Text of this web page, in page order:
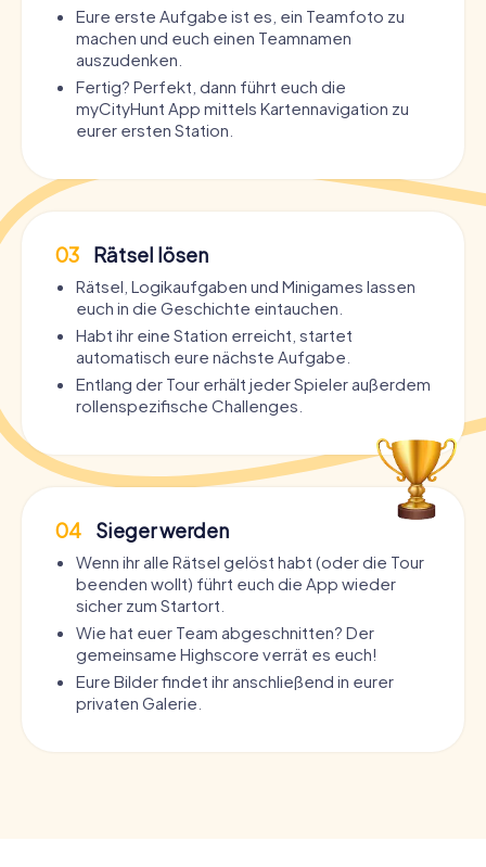
Eure erste Aufgabe ist es, ein Teamfoto zu
machen und euch einen Teamnamen
auszudenken.
Fertig? Perfekt, dann führt euch die
myCityHunt App mittels Kartennavigation zu
eurer ersten Station.
03 Rätsel lösen
Rätsel, Logikaufgaben und Minigames lassen
euch in die Geschichte eintauchen.
Habt ihr eine Station erreicht, startet
automatisch eure nächste Aufgabe.
Entlang der Tour erhält jeder Spieler außerdem
rollenspezifische Challenges.
04 Sieger werden
Wenn ihr alle Rätsel gelöst habt (oder die Tour
beenden wollt) führt euch die App wieder
sicher zum Startort.
Wie hat euer Team abgeschnitten? Der
gemeinsame Highscore verrät es euch!
Eure Bilder findet ihr anschließend in eurer
privaten Galerie.